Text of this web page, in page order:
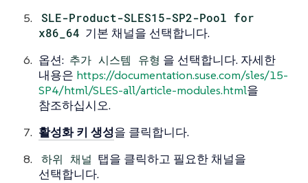
SLE-Product-SLES15-SP2-Pool for
x86_64 기본 채널을 선택합니다.
옵션: 추가 시스템 유형 을 선택합니다. 자세한
내용은 https://documentation.suse.com/sles/15-
SP4/html/SLES-all/article-modules.html을
참조하십시오.
활성화 키 생성을 클릭합니다.
하위 채널 탭을 클릭하고 필요한 채널을
선택합니다.